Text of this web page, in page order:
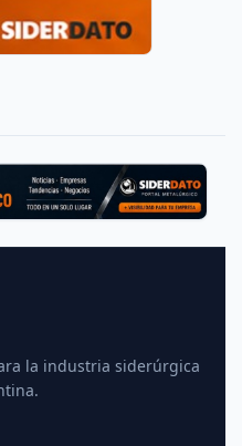
la industria siderúrgica